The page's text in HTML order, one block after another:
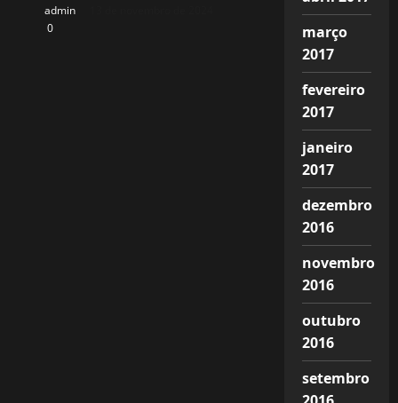
admin
0
março
2017
fevereiro
2017
janeiro
2017
dezembro
2016
novembro
2016
outubro
2016
setembro